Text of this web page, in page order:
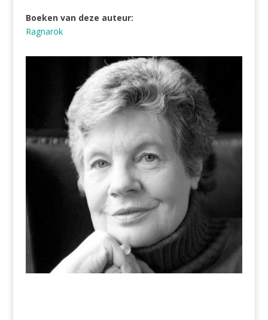
Boeken van deze auteur:
Ragnarök